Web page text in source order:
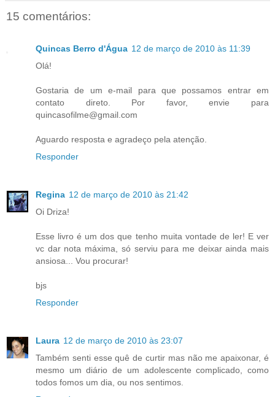
15 comentários:
Quincas Berro d'Água 12 de março de 2010 às 11:39
Olá!
Gostaria de um e-mail para que possamos entrar em
contato direto. Por favor, envie para
quincasofilme@gmail.com
Aguardo resposta e agradeço pela atenção.
Responder
Regina 12 de março de 2010 às 21:42
Oi Driza!
Esse livro é um dos que tenho muita vontade de ler! E ver
vc dar nota máxima, só serviu para me deixar ainda mais
ansiosa... Vou procurar!
bjs
Responder
Laura 12 de março de 2010 às 23:07
Também senti esse quê de curtir mas não me apaixonar, é
mesmo um diário de um adolescente complicado, como
todos fomos um dia, ou nos sentimos.